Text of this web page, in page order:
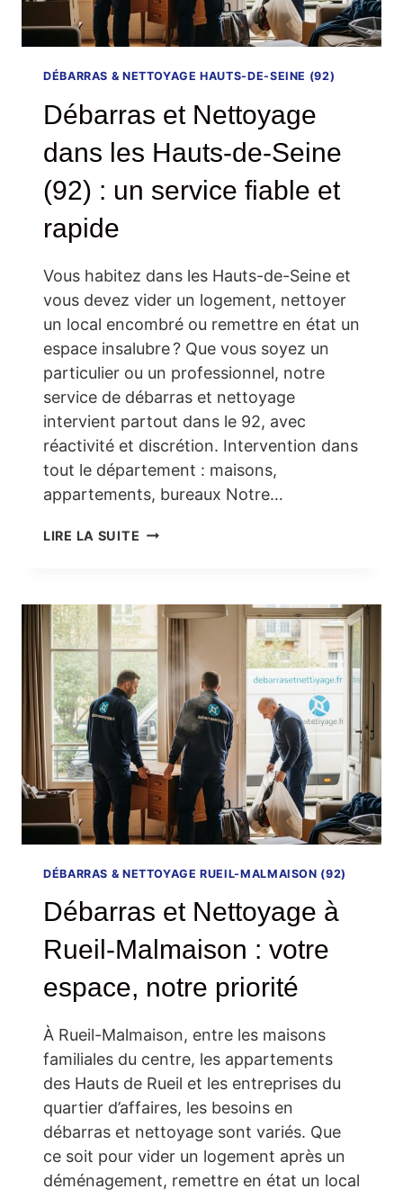
DÉBARRAS & NETTOYAGE HAUTS-DE-SEINE (92)
Débarras et Nettoyage
dans les Hauts-de-Seine
(92) : un service fiable et
rapide
Vous habitez dans les Hauts-de-Seine et
vous devez vider un logement, nettoyer
un local encombré ou remettre en état un
espace insalubre ? Que vous soyez un
particulier ou un professionnel, notre
service de débarras et nettoyage
intervient partout dans le 92, avec
réactivité et discrétion. Intervention dans
tout le département : maisons,
appartements, bureaux Notre…
LIRE LA SUITE DÉBARRAS
LES
HAUTS-
DE-
SEINE
(92)
:
UN
SERVICE
FIABLE
ET
RAPIDE
DÉBARRAS & NETTOYAGE RUEIL-MALMAISON (92)
Débarras et Nettoyage à
Rueil-Malmaison : votre
espace, notre priorité
À Rueil-Malmaison, entre les maisons
familiales du centre, les appartements
des Hauts de Rueil et les entreprises du
quartier d’affaires, les besoins en
débarras et nettoyage sont variés. Que
ce soit pour vider un logement après un
déménagement, remettre en état un local